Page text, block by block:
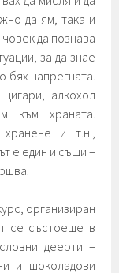
да ям, така и
да познава
за да знае
бях напрегната.
алкохол
към храната.
хранене и т.н.,
е един и същи –
организиран
се състоеше в
деерти –
и шоколадови